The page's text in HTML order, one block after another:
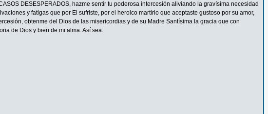
DESESPERADOS, hazme sentir tu poderosa intercesión aliviando la gravísima necesidad
y fatigas que por El sufriste, por el heroico martirio que aceptaste gustoso por su amor,
obtenme del Dios de las misericordias y de su Madre Santísima la gracia que con
de Dios y bien de mi alma. Así sea.